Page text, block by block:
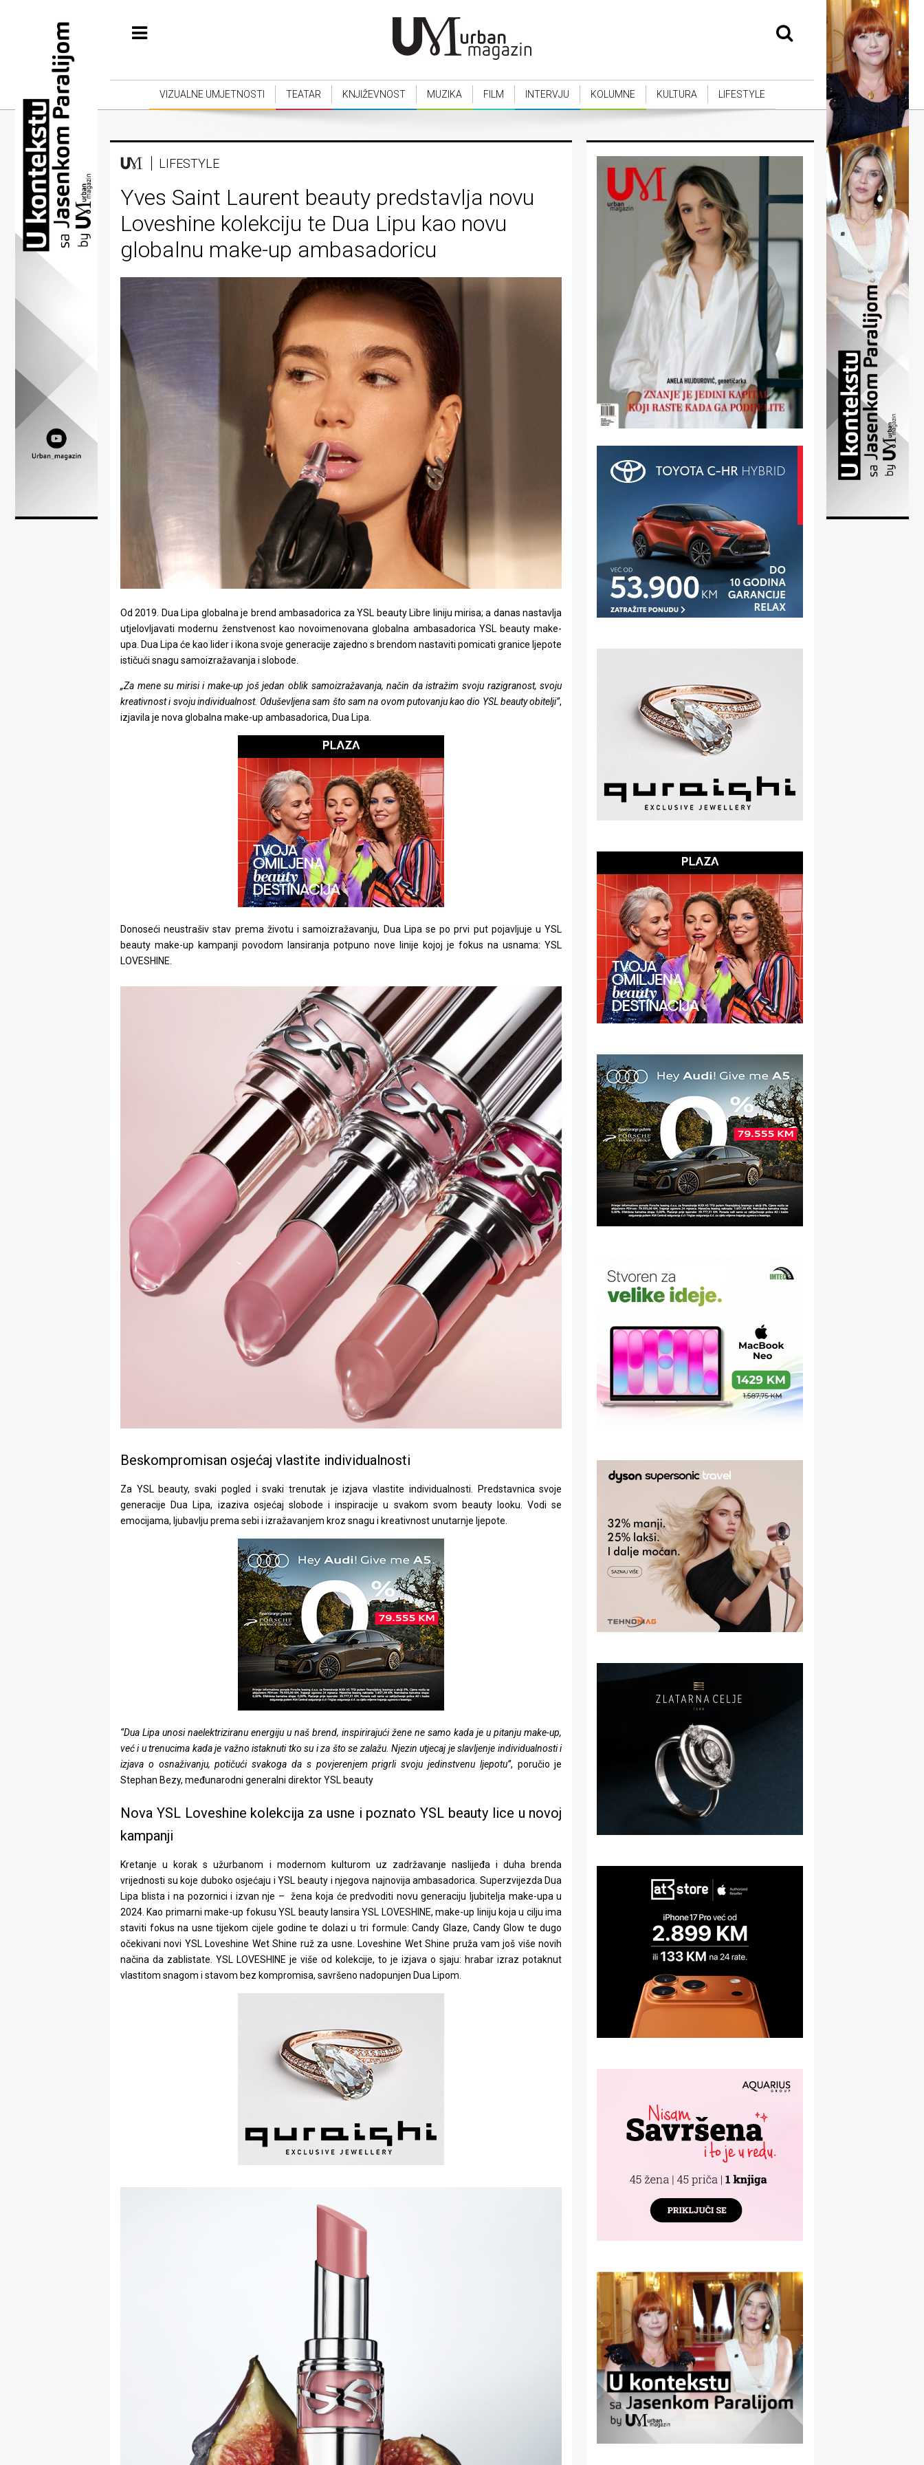
Vizualne
umjetnosti
Teatar
Književnost
Muzika
Film
Intervju
Kolumne
Lifestyle
Beauty
Zdravlje
stolom
u
VIZUALNE UMJETNOSTI TEATAR KNJIŽEVNOST MUZIKA FILM INTERVJU KOLUMNE KULTURA LIFESTYLE
LIFESTYLE
Yves Saint Laurent beauty predstavlja novu
Loveshine kolekciju te Dua Lipu kao novu
globalnu make-up ambasadoricu
Od 2019. Dua Lipa globalna je brend ambasadorica za YSL beauty Libre liniju mirisa; a danas nastavlja
utjelovljavati modernu ženstvenost kao novoimenovana globalna ambasadorica YSL beauty make-
upa. Dua Lipa će kao lider i ikona svoje generacije zajedno s brendom nastaviti pomicati granice ljepote
ističući snagu samoizražavanja i slobode.
„Za mene su mirisi i make-up još jedan oblik samoizražavanja, način da istražim svoju razigranost, svoju
kreativnost i svoju individualnost. Oduševljena sam što sam na ovom putovanju kao dio YSL beauty obitelji”,
izjavila je nova globalna make-up ambasadorica, Dua Lipa.
Donoseći neustrašiv stav prema životu i samoizražavanju, Dua Lipa se po prvi put pojavljuje u YSL
beauty make-up kampanji povodom lansiranja potpuno nove linije kojoj je fokus na usnama: YSL
LOVESHINE.
Beskompromisan osjećaj vlastite individualnosti
Za YSL beauty, svaki pogled i svaki trenutak je izjava vlastite individualnosti. Predstavnica svoje
generacije Dua Lipa, izaziva osjećaj slobode i inspiracije u svakom svom beauty looku. Vodi se
emocijama, ljubavlju prema sebi i izražavanjem kroz snagu i kreativnost unutarnje ljepote.
“Dua Lipa unosi naelektriziranu energiju u naš brend, inspirirajući žene ne samo kada je u pitanju make-up,
već i u trenucima kada je važno istaknuti tko su i za što se zalažu. Njezin utjecaj je slavljenje individualnosti i
izjava o osnaživanju, potičući svakoga da s povjerenjem prigrli svoju jedinstvenu ljepotu”, poručio je
Stephan Bezy, međunarodni generalni direktor YSL beauty
Nova YSL Loveshine kolekcija za usne i poznato YSL beauty lice u novoj
kampanji
Kretanje u korak s užurbanom i modernom kulturom uz zadržavanje naslijeđa i duha brenda
vrijednosti su koje duboko osjećaju i YSL beauty i njegova najnovija ambasadorica. Superzvijezda Dua
Lipa blista i na pozornici i izvan nje – žena koja će predvoditi novu generaciju ljubitelja make-upa u
2024. Kao primarni make-up fokusu YSL beauty lansira YSL LOVESHINE, make-up liniju koja u cilju ima
staviti fokus na usne tijekom cijele godine te dolazi u tri formule: Candy Glaze, Candy Glow te dugo
očekivani novi YSL Loveshine Wet Shine ruž za usne. Loveshine Wet Shine pruža vam još više novih
načina da zablistate. YSL LOVESHINE je više od kolekcije, to je izjava o sjaju: hrabar izraz potaknut
vlastitom snagom i stavom bez kompromisa, savršeno nadopunjen Dua Lipom.